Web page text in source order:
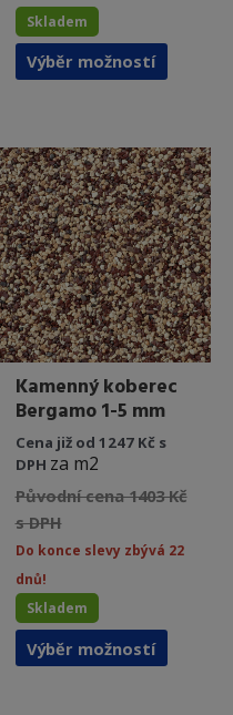
Skladem
Výběr možností
Tento
produkt
variant.
lze
vybrat
na
stránce
Kamenný koberec
Bergamo 1-5 mm
Cena již od 1247 Kč s
DPH za m2
Původní cena 1403 Kč
s DPH
Do konce slevy zbývá 22
dnů!
Skladem
Výběr možností
Tento
produkt